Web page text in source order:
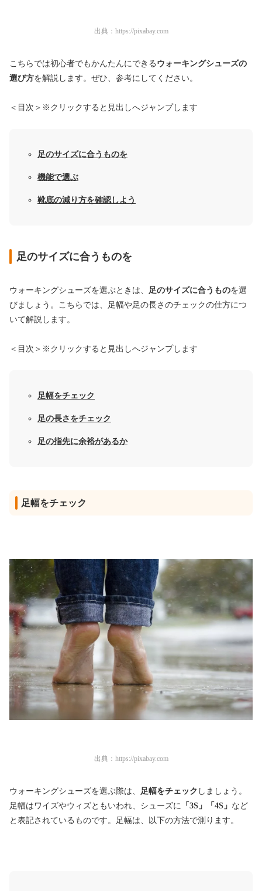
出典： https://pixabay.com
こちらでは初心者でもかんたんにできる ウォーキングシューズの
選び方を解説します。ぜひ、参考にしてください。
＜目次＞※クリックすると見出しへジャンプします
足のサイズに合うものを
機能で選ぶ
靴底の減り方を確認しよう
足のサイズに合うものを
ウォーキングシューズを選ぶときは、 足のサイズに合うものを選
びましょう。こちらでは、足幅や足の長さのチェックの仕方につ
いて解説します。
＜目次＞※クリックすると見出しへジャンプします
足幅をチェック
足の長さをチェック
足の指先に余裕があるか
足幅をチェック
出典： https://pixabay.com
ウォーキングシューズを選ぶ際は、 足幅をチェック しましょう。
足幅はワイズやウィズともいわれ、シューズに
「3S」「4S」 など
と表記されているものです。足幅は、以下の方法で測ります。